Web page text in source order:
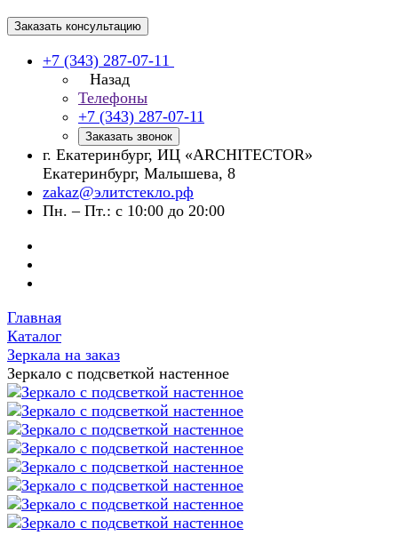
Заказать консультацию
+7 (343) 287-07-11
Назад
Телефоны
+7 (343) 287-07-11
Заказать звонок
г. Екатеринбург, ИЦ «ARCHITECTOR»
Екатеринбург, Малышева, 8
zakaz@элитстекло.рф
Пн. – Пт.: с 10:00 до 20:00
Главная
Каталог
Зеркала на заказ
Зеркало с подсветкой настенное